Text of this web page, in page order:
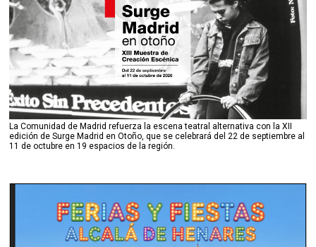
La Comunidad de Madrid refuerza la escena teatral alternativa con la XII
edición de Surge Madrid en Otoño, que se celebrará del 22 de septiembre al
11 de octubre en 19 espacios de la región.